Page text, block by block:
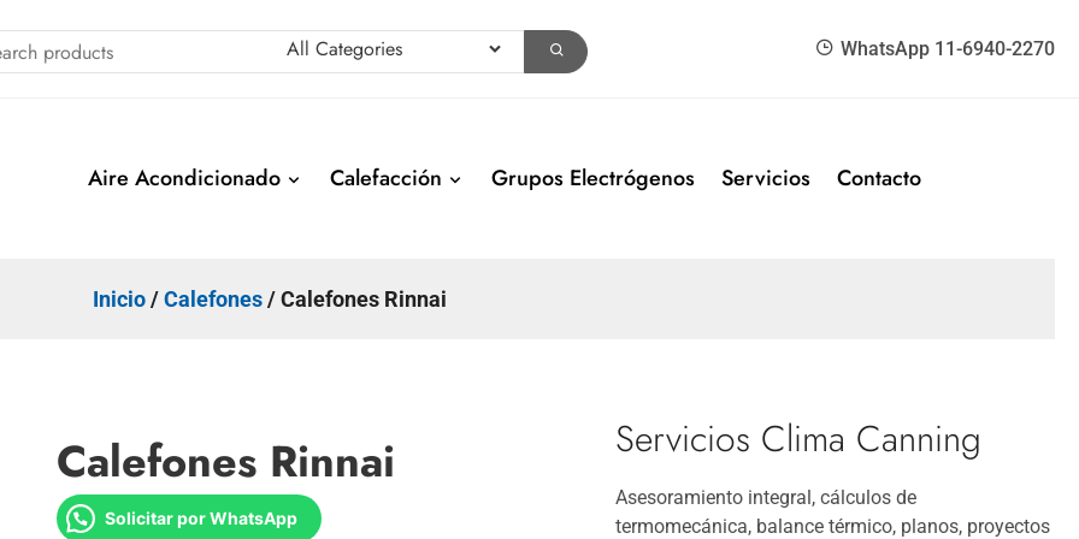
WhatsApp 11-6940-2270
Aire Acondicionado Calefacción Grupos Electrógenos Servicios Contacto
Inicio/Calefones/ Calefones Rinnai
Calefones Rinnai
Solicitar por WhatsApp
Servicios Clima Canning
Asesoramiento integral, cálculos de
termomecánica, balance térmico, planos, proyectos